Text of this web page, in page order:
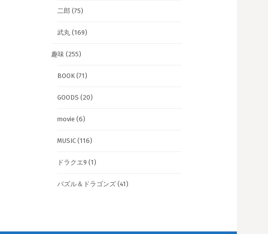
二郎 (75)
武丸 (169)
趣味 (255)
BOOK (71)
GOODS (20)
movie (6)
MUSIC (116)
ドラクエ9 (1)
パズル＆ドラゴンズ (41)